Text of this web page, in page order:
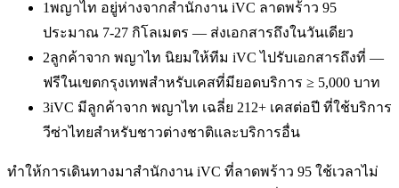
1พญาไท อยู่ห่างจากสำนักงาน iVC ลาดพร้าว 95
ประมาณ 7-27 กิโลเมตร — ส่งเอกสารถึงในวันเดียว
2ลูกค้าจาก พญาไท นิยมให้ทีม iVC ไปรับเอกสารถึงที่ —
ฟรีในเขตกรุงเทพสำหรับเคสที่มียอดบริการ ≥ 5,000 บาท
3iVC มีลูกค้าจาก พญาไท เฉลี่ย 212+ เคสต่อปี ที่ใช้บริการ
วีซ่าไทยสำหรับชาวต่างชาติและบริการอื่น
ทำให้การเดินทางมาสำนักงาน iVC ที่ลาดพร้าว 95 ใช้เวลาไม่